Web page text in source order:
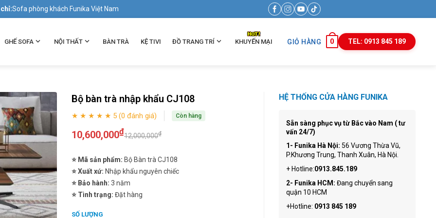
Sofa phòng khách Funika Việt Nam
GHẾ SOFA NỘI THẤT BÀN TRÀ KỆ TIVI ĐỒ TRANG TRÍ KHUYẾN MẠI GIỎ HÀNG 0 TEL: 0913 845 189
Bộ bàn trà nhập khẩu CJ108
★ ★ ★ ★ ★ 5 (0 đánh giá) Còn hàng
10,600,000₫12,000,000₫
⭐ Mã sản phẩm: Bộ Bàn trà CJ108
⭐ Xuất xứ: Nhập khẩu nguyên chiếc
⭐ Bảo hành: 3 năm
⭐ Tình trạng: Đặt hàng
SỐ LƯỢNG
HỆ THỐNG CỬA HÀNG FUNIKA
Sẵn sàng phục vụ từ Bắc vào Nam ( tư
vấn 24/7)
1- Funika Hà Nội: 56 Vương Thừa Vũ,
P.Khương Trung, Thanh Xuân, Hà Nội.
+ Hotline:0913.845.189
2- Funika HCM: Đang chuyển sang
quận 10 HCM
+Hotline: 0913 845 189